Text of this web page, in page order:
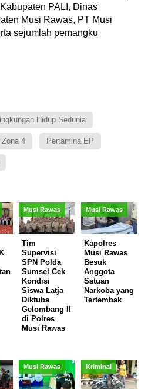
PALI, Dinas
Musi Rawas, PT Musi
sejumlah pemangku
Hidup Sedunia
Zona 4 Pertamina EP
Musi Rawas
Tim
Supervisi
SPN Polda
Sumsel Cek
Kondisi
Siswa Latja
Diktuba
Gelombang II
di Polres
Musi Rawas
Musi Rawas
Kapolres
Musi Rawas
Besuk
Anggota
Satuan
Narkoba yang
Tertembak
Musi Rawas Kriminal